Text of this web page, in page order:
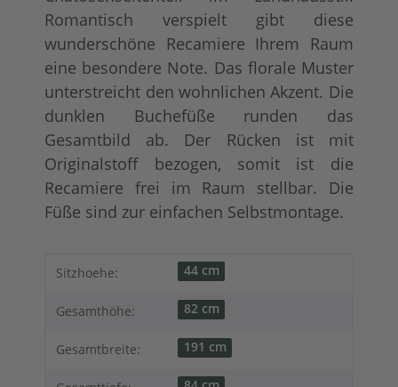
Romantisch verspielt gibt diese
wunderschöne Recamiere Ihrem Raum
eine besondere Note. Das florale Muster
unterstreicht den wohnlichen Akzent. Die
dunklen Buchefüße runden das
Gesamtbild ab. Der Rücken ist mit
Originalstoff bezogen, somit ist die
Recamiere frei im Raum stellbar. Die
Füße sind zur einfachen Selbstmontage.
Produkteigenschaft
Wert
Sitzhoehe: 44 cm
Gesamthöhe: 82 cm
Gesamtbreite: 191 cm